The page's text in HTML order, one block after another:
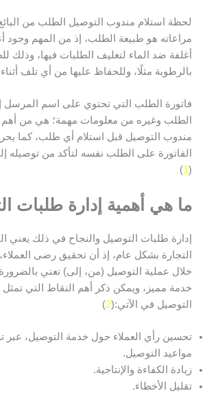
لحظة استلام مندوب التوصيل الطلب من
مراعاته هو طبيعة الطلب، إذ من المهم وجود
أغلفة ضد الماء لتغليف الطلبات فيها، وذلك
بالرطوبة مثلًا، وللحفاظ عليها من أي تلف
فاتورة الطلب التي تحتوي على اسم المرسل
الطلب وغيره من معلومات مهمة؛ هي من
مندوب التوصيل قبل استلام أي طلب، كما
الفاتورة على الطلب نفسه لتأكد من توصيله
(
1
)
ما هي أهمية إدارة طلبات
إدارة طلبات التوصيل والنجاح في ذلك يعني
التجارة بشكل عام، إذ أن تحقيق رضى
خلال عملية التوصيل (من، إلى) تعني
خدمة مميز، ويمكن ذكر أهم النقاط التي تمثل
التوصيل في الآتي:(2
)
تحسين رأي العملاء حول خدمة التوصيل، عبر
مواعيد التوصيل.
زيادة الكفاءة والإنتاجية.
تقليل الأخطاء.